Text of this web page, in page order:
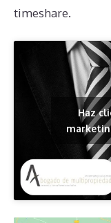
timeshare.
Haz